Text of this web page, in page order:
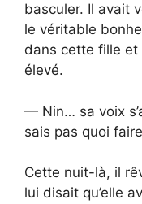
basculer. Il avait
le véritable
dans cette fille et
élevé.
— Nin… sa voix
sais pas quoi
Cette nuit-là, il
lui disait qu’elle